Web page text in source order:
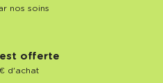
nos soins
est offerte
d'achat